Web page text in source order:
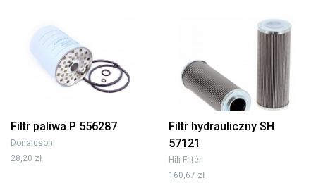
Filtr paliwa P 556287
Donaldson
28,20 zł
Filtr hydrauliczny SH
57121
Hifi Filter
160,67 zł